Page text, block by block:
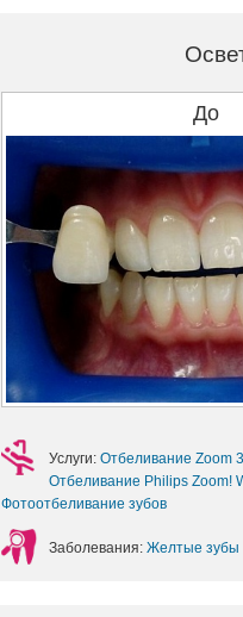
До
Услуги: Отбеливание Zoom 3
Отбеливание Philips Zoom!
Фотоотбеливание зубов
Заболевания: Желтые зубы